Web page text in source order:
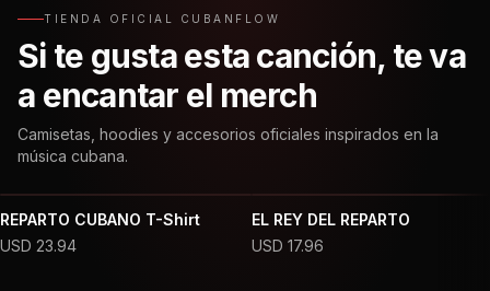
TIENDA OFICIAL CUBANFLOW
Si te gusta esta canción, te va
a encantar el merch
Camisetas, hoodies y accesorios oficiales inspirados en la
música cubana.
REPARTO CUBANO T-Shirt
USD 23.94
EL REY DEL REPARTO
USD 17.96